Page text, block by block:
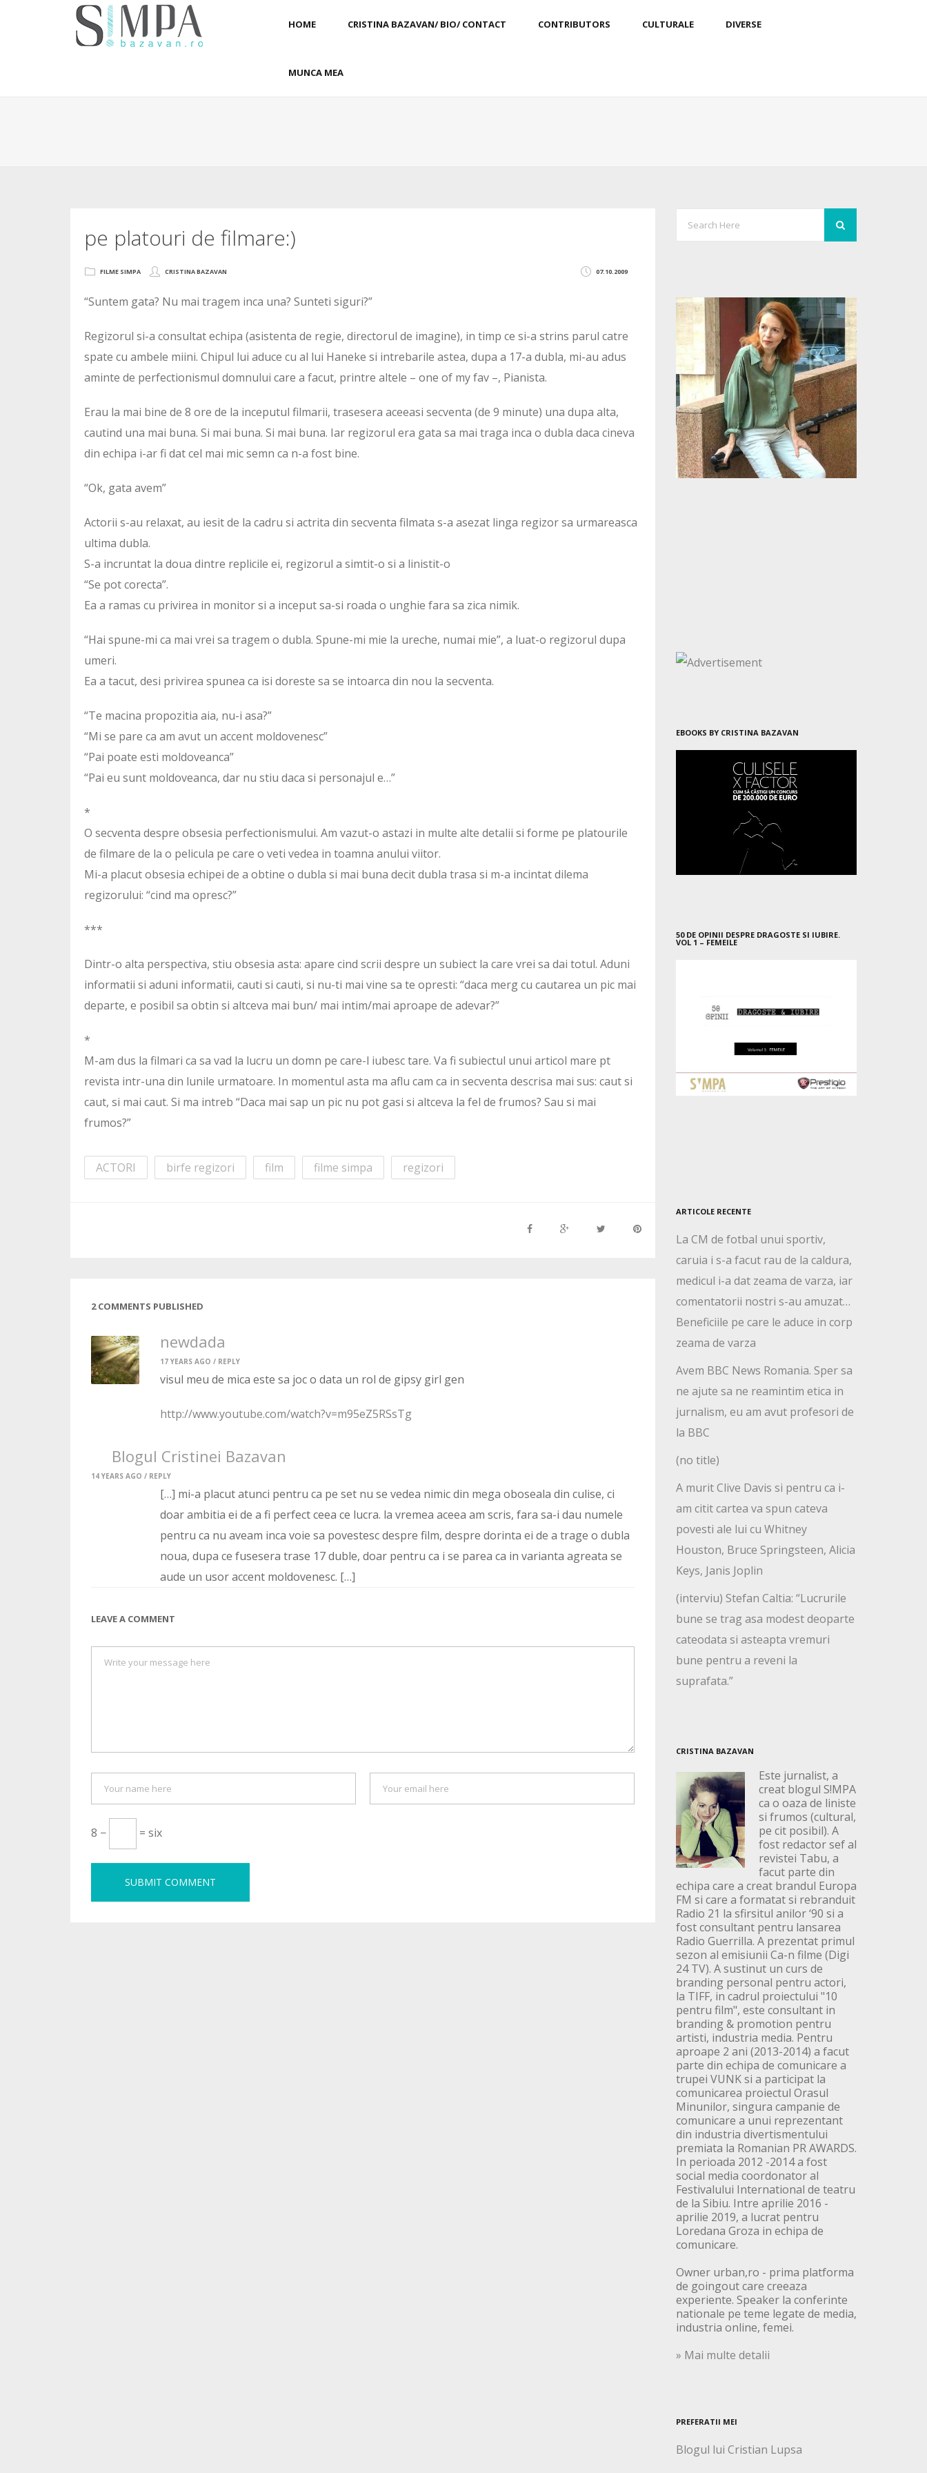
HOME CRISTINA BAZAVAN/ BIO/ CONTACT CONTRIBUTORS CULTURALE DIVERSE
MUNCA MEA
pe platouri de filmare:)
07.10.2009
FILME SIMPA CRISTINA BAZAVAN
“Suntem gata? Nu mai tragem inca una? Sunteti siguri?”
Regizorul si-a consultat echipa (asistenta de regie, directorul de imagine), in timp ce si-a strins parul catre
spate cu ambele miini. Chipul lui aduce cu al lui Haneke si intrebarile astea, dupa a 17-a dubla, mi-au adus
aminte de perfectionismul domnului care a facut, printre altele – one of my fav –, Pianista.
Erau la mai bine de 8 ore de la inceputul filmarii, trasesera aceeasi secventa (de 9 minute) una dupa alta,
cautind una mai buna. Si mai buna. Si mai buna. Iar regizorul era gata sa mai traga inca o dubla daca cineva
din echipa i-ar fi dat cel mai mic semn ca n-a fost bine.
“Ok, gata avem”
Actorii s-au relaxat, au iesit de la cadru si actrita din secventa filmata s-a asezat linga regizor sa urmareasca
ultima dubla.
S-a incruntat la doua dintre replicile ei, regizorul a simtit-o si a linistit-o
“Se pot corecta”.
Ea a ramas cu privirea in monitor si a inceput sa-si roada o unghie fara sa zica nimik.
“Hai spune-mi ca mai vrei sa tragem o dubla. Spune-mi mie la ureche, numai mie”, a luat-o regizorul dupa
umeri.
Ea a tacut, desi privirea spunea ca isi doreste sa se intoarca din nou la secventa.
“Te macina propozitia aia, nu-i asa?”
“Mi se pare ca am avut un accent moldovenesc”
“Pai poate esti moldoveanca”
“Pai eu sunt moldoveanca, dar nu stiu daca si personajul e…”
*
O secventa despre obsesia perfectionismului. Am vazut-o astazi in multe alte detalii si forme pe platourile
de filmare de la o pelicula pe care o veti vedea in toamna anului viitor.
Mi-a placut obsesia echipei de a obtine o dubla si mai buna decit dubla trasa si m-a incintat dilema
regizorului: “cind ma opresc?”
***
Dintr-o alta perspectiva, stiu obsesia asta: apare cind scrii despre un subiect la care vrei sa dai totul. Aduni
informatii si aduni informatii, cauti si cauti, si nu-ti mai vine sa te opresti: “daca merg cu cautarea un pic mai
departe, e posibil sa obtin si altceva mai bun/ mai intim/mai aproape de adevar?”
*
M-am dus la filmari ca sa vad la lucru un domn pe care-l iubesc tare. Va fi subiectul unui articol mare pt
revista intr-una din lunile urmatoare. In momentul asta ma aflu cam ca in secventa descrisa mai sus: caut si
caut, si mai caut. Si ma intreb “Daca mai sap un pic nu pot gasi si altceva la fel de frumos? Sau si mai
frumos?”
ACTORI birfe regizori film filme simpa regizori
2 COMMENTS PUBLISHED
newdada
17 YEARS AGO / REPLY
visul meu de mica este sa joc o data un rol de gipsy girl gen
http://www.youtube.com/watch?v=m95eZ5RSsTg
Blogul Cristinei Bazavan
14 YEARS AGO / REPLY
[…] mi-a placut atunci pentru ca pe set nu se vedea nimic din mega oboseala din culise, ci
doar ambitia ei de a fi perfect ceea ce lucra. la vremea aceea am scris, fara sa-i dau numele
pentru ca nu aveam inca voie sa povestesc despre film, despre dorinta ei de a trage o dubla
noua, dupa ce fusesera trase 17 duble, doar pentru ca i se parea ca in varianta agreata se
aude un usor accent moldovenesc. […]
LEAVE A COMMENT
8 − = six
EBOOKS BY CRISTINA BAZAVAN
50 DE OPINII DESPRE DRAGOSTE SI IUBIRE.
VOL 1 – FEMEILE
ARTICOLE RECENTE
La CM de fotbal unui sportiv,
caruia i s-a facut rau de la caldura,
medicul i-a dat zeama de varza, iar
comentatorii nostri s-au amuzat…
Beneficiile pe care le aduce in corp
zeama de varza
Avem BBC News Romania. Sper sa
ne ajute sa ne reamintim etica in
jurnalism, eu am avut profesori de
la BBC
(no title)
A murit Clive Davis si pentru ca i-
am citit cartea va spun cateva
povesti ale lui cu Whitney
Houston, Bruce Springsteen, Alicia
Keys, Janis Joplin
(interviu) Stefan Caltia: “Lucrurile
bune se trag asa modest deoparte
cateodata si asteapta vremuri
bune pentru a reveni la
suprafata.”
CRISTINA BAZAVAN
Este jurnalist, a
creat blogul S!MPA
ca o oaza de liniste
si frumos (cultural,
pe cit posibil). A
fost redactor sef al
revistei Tabu, a
facut parte din
echipa care a creat brandul Europa
FM si care a formatat si rebranduit
Radio 21 la sfirsitul anilor ‘90 si a
fost consultant pentru lansarea
Radio Guerrilla. A prezentat primul
sezon al emisiunii Ca-n filme (Digi
24 TV). A sustinut un curs de
branding personal pentru actori,
la TIFF, in cadrul proiectului "10
pentru film", este consultant in
branding & promotion pentru
artisti, industria media. Pentru
aproape 2 ani (2013-2014) a facut
parte din echipa de comunicare a
trupei VUNK si a participat la
comunicarea proiectul Orasul
Minunilor, singura campanie de
comunicare a unui reprezentant
din industria divertismentului
premiata la Romanian PR AWARDS.
In perioada 2012 -2014 a fost
social media coordonator al
Festivalului International de teatru
de la Sibiu. Intre aprilie 2016 -
aprilie 2019, a lucrat pentru
Loredana Groza in echipa de
comunicare.
Owner urban,ro - prima platforma
de goingout care creeaza
experiente. Speaker la conferinte
nationale pe teme legate de media,
industria online, femei.
» Mai multe detalii
PREFERATII MEI
Blogul lui Cristian Lupsa